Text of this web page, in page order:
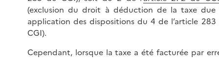
(exclusion du droit à déduction de la taxe due
application des dispositions du 4 de l’article
CGI).
Cependant, lorsque la taxe a été facturée par